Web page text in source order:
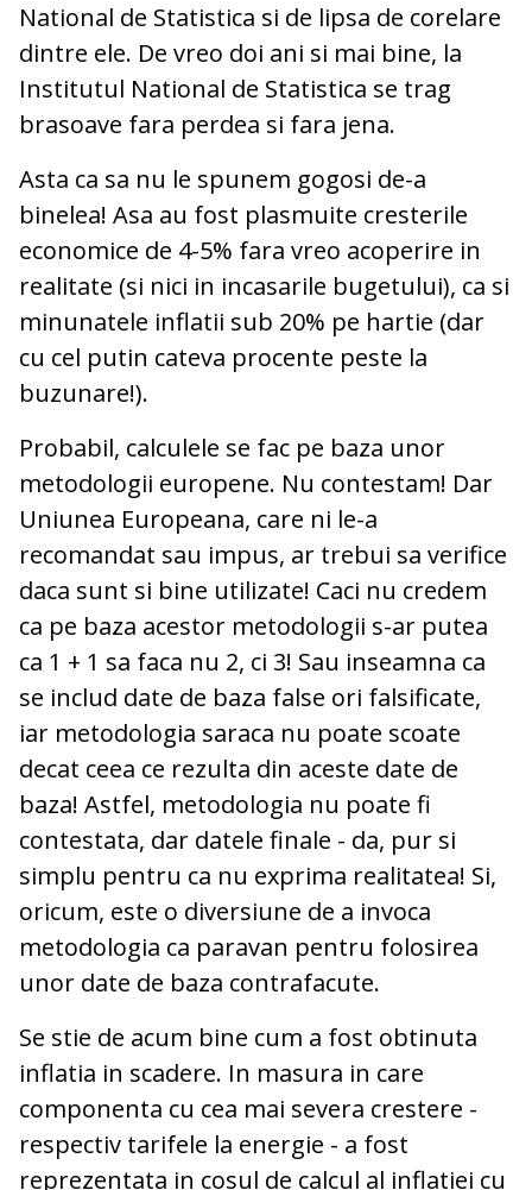
National de Statistica si de lipsa de corelare
dintre ele. De vreo doi ani si mai bine, la
Institutul National de Statistica se trag
brasoave fara perdea si fara jena.
Asta ca sa nu le spunem gogosi de-a
binelea! Asa au fost plasmuite cresterile
economice de 4-5% fara vreo acoperire in
realitate (si nici in incasarile bugetului), ca si
minunatele inflatii sub 20% pe hartie (dar
cu cel putin cateva procente peste la
buzunare!).
Probabil, calculele se fac pe baza unor
metodologii europene. Nu contestam! Dar
Uniunea Europeana, care ni le-a
recomandat sau impus, ar trebui sa verifice
daca sunt si bine utilizate! Caci nu credem
ca pe baza acestor metodologii s-ar putea
ca 1 + 1 sa faca nu 2, ci 3! Sau inseamna ca
se includ date de baza false ori falsificate,
iar metodologia saraca nu poate scoate
decat ceea ce rezulta din aceste date de
baza! Astfel, metodologia nu poate fi
contestata, dar datele finale - da, pur si
simplu pentru ca nu exprima realitatea! Si,
oricum, este o diversiune de a invoca
metodologia ca paravan pentru folosirea
unor date de baza contrafacute.
Se stie de acum bine cum a fost obtinuta
inflatia in scadere. In masura in care
componenta cu cea mai severa crestere -
respectiv tarifele la energie - a fost
reprezentata in cosul de calcul al inflatiei cu